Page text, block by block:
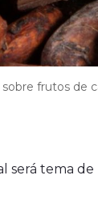
frutos de
tema